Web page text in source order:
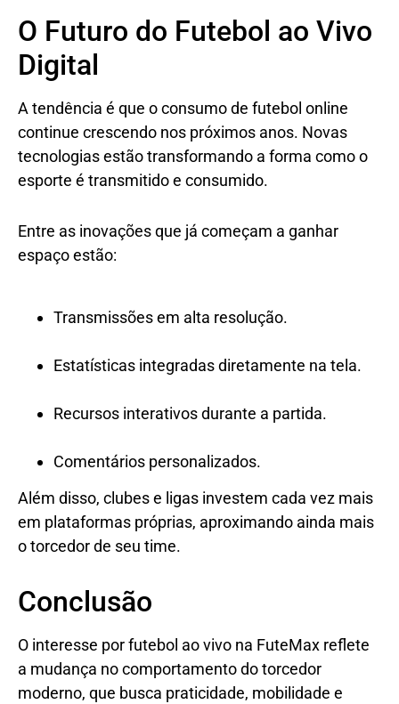
O Futuro do Futebol ao Vivo
Digital
A tendência é que o consumo de futebol online
continue crescendo nos próximos anos. Novas
tecnologias estão transformando a forma como o
esporte é transmitido e consumido.
Entre as inovações que já começam a ganhar
espaço estão:
Transmissões em alta resolução.
Estatísticas integradas diretamente na tela.
Recursos interativos durante a partida.
Comentários personalizados.
Além disso, clubes e ligas investem cada vez mais
em plataformas próprias, aproximando ainda mais
o torcedor de seu time.
Conclusão
O interesse por futebol ao vivo na FuteMax reflete
a mudança no comportamento do torcedor
moderno, que busca praticidade, mobilidade e